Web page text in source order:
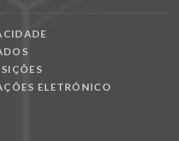
ELETRÓNICO